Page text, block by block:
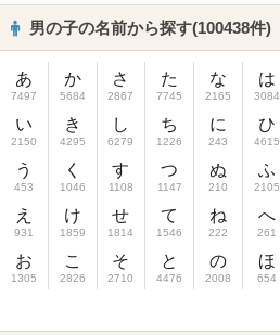
男の子の名前から探す(100438件)
あ
7497
い
2150
う
453
え
931
お
1305
か
5684
き
4295
く
1046
け
1859
こ
2826
さ
2867
し
6279
す
1108
せ
1814
そ
2710
た
7745
ち
1226
つ
1147
て
1546
と
4476
な
2165
に
243
ぬ
210
ね
222
の
2008
は
3084
ひ
4615
ふ
2105
へ
261
ほ
654